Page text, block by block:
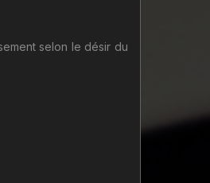
selon le désir du